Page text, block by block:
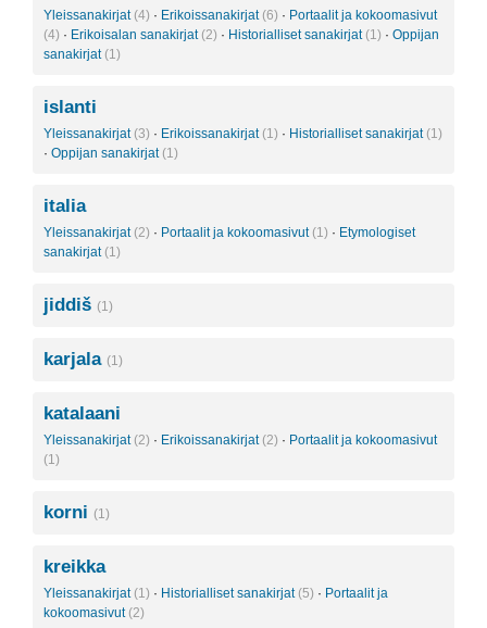
Yleissanakirjat (4) · Erikoissanakirjat (6) · Portaalit ja kokoomasivut
(4) · Erikoisalan sanakirjat (2) · Historialliset sanakirjat (1) · Oppijan
sanakirjat (1)
islanti
Yleissanakirjat (3) · Erikoissanakirjat (1) · Historialliset sanakirjat (1)
· Oppijan sanakirjat (1)
italia
Yleissanakirjat (2) · Portaalit ja kokoomasivut (1) · Etymologiset
sanakirjat (1)
jiddiš (1)
karjala (1)
katalaani
Yleissanakirjat (2) · Erikoissanakirjat (2) · Portaalit ja kokoomasivut
(1)
korni (1)
kreikka
Yleissanakirjat (1) · Historialliset sanakirjat (5) · Portaalit ja
kokoomasivut (2)